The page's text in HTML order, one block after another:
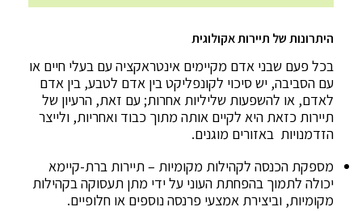
היתרונות של תיירות אקולוגית
בכל פעם שבני אדם מקיימים אינטראקציה עם בעלי חיים או
עם הסביבה, יש סיכוי לקונפליקט בין אדם לטבע, בין אדם
לאדם, או להשפעות שליליות אחרות; עם זאת, הרעיון של
תיירות כזאת היא לקיים אותה מתוך כבוד ואחריות, ולייצר
הזדמנויות באזורים מוגנים.
מספקת הכנסה לקהילות מקומיות – תיירות ברת-קיימא
יכולה לתמוך בהפחתת העוני על ידי מתן תעסוקה בקהילות
מקומיות, וביצירת אמצעי פרנסה נוספים או חלופיים.